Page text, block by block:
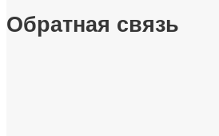
Обратная связь